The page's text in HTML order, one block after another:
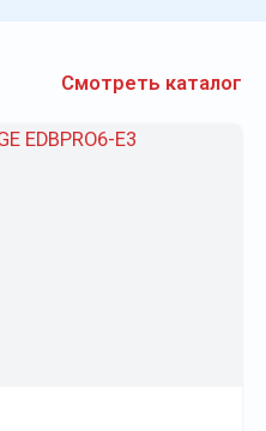
Смотреть каталог